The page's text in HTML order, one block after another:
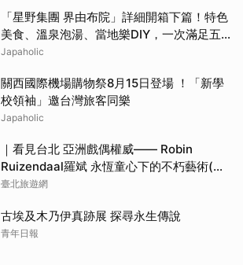
「星野集團 界由布院」詳細開箱下篇！特色
美食、溫泉泡湯、當地樂DIY，一次滿足五
感體驗
Japaholic
關西國際機場購物祭8月15日登場 ！「新學
校領袖」邀台灣旅客同樂
Japaholic
｜看見台北 亞洲戲偶權威—— Robin
Ruizendaal羅斌 永恆童心下的不朽藝術(台
北畫刊115年7月)
臺北旅遊網
古埃及木乃伊真跡展 探尋永生傳說
青年日報